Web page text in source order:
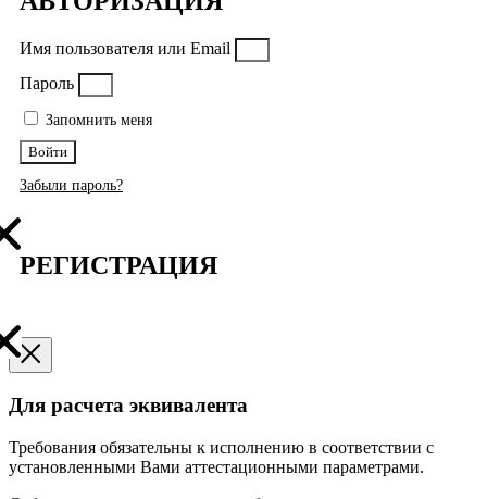
Имя пользователя или Email
Пароль
Запомнить меня
Войти
Забыли пароль?
РЕГИСТРАЦИЯ
Для расчета эквивалента
Требования обязательны к исполнению в соответствии с
установленными Вами аттестационными параметрами.